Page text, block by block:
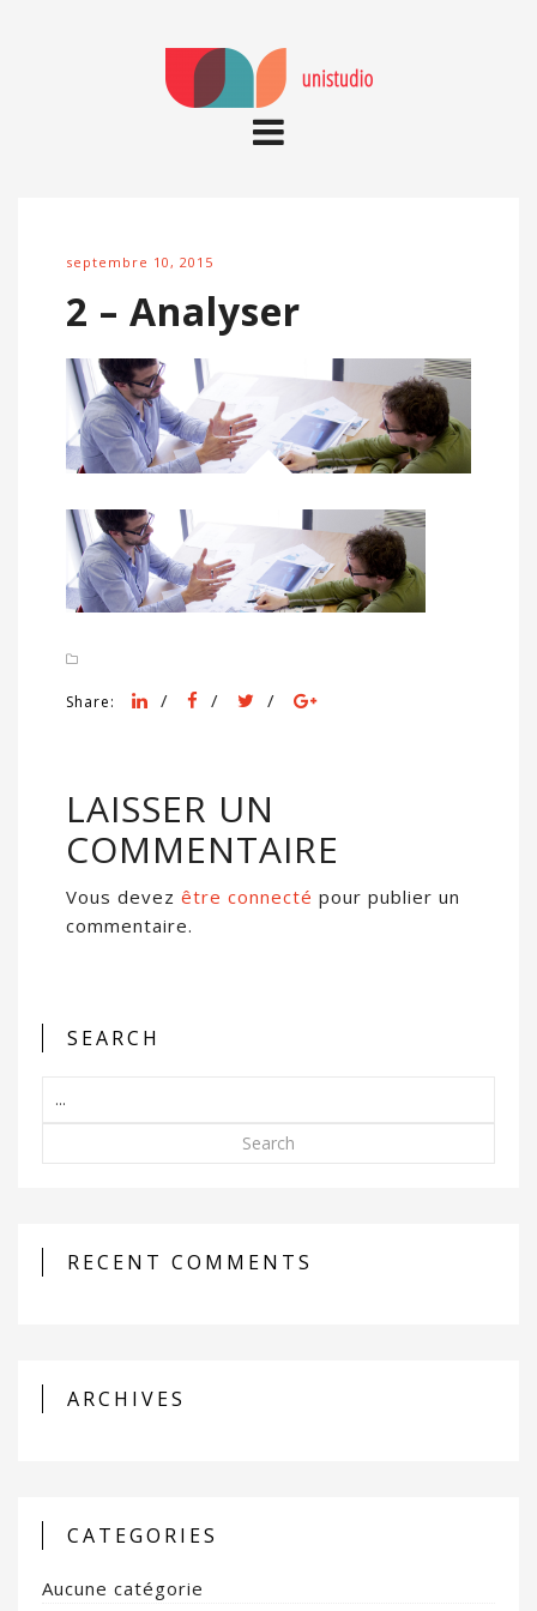
septembre 10, 2015
2 – Analyser
Share: / / /
LAISSER UN
COMMENTAIRE
Vous devez être connecté pour publier un
commentaire.
SEARCH
Search
RECENT COMMENTS
ARCHIVES
CATEGORIES
Aucune catégorie